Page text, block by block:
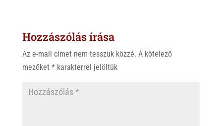
A
p
o
k
Hozzászólás írása
Az e-mail címet nem tesszük közzé. A kötelező
mezőket *karakterrel jelöltük